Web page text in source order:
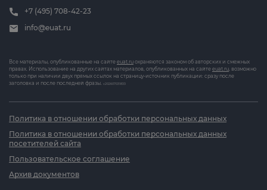
+7 (495) 708-42-23
info@euat.ru
Все материалы, опубликованные на сайте euat.ru охраняются законом об авторских и смежных
правах. Использование на других сайтах материалов, опубликованных на сайте euat.ru, возможно
только при наличии двух прямых ссылок на страницу-источник публикации: сразу после
заголовка и после последней фразы. v202607031833
Политика в отношении обработки персональных данных
Политика в отношении обработки персональных данных
посетителей сайта
Пользовательское соглашение
Архив документов